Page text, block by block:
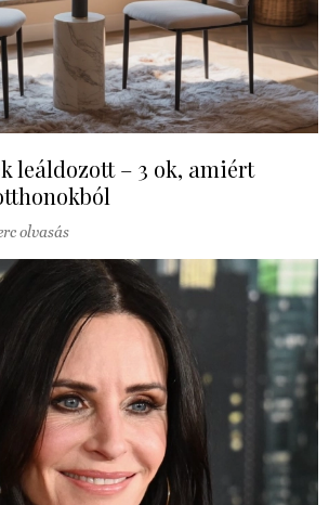
leáldozott – 3 ok, amiért
olvasás